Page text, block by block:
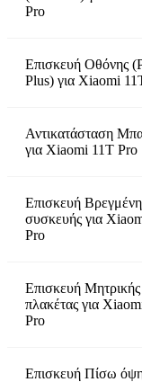
Pro
Επισκευή Οθόνης
Plus) για Xiaomi
Αντικατάσταση
για Xiaomi 11T Pro
Επισκευή
συσκευής για
Pro
Επισκευή Μητρικής
πλακέτας για
Pro
Επισκευή Πίσω